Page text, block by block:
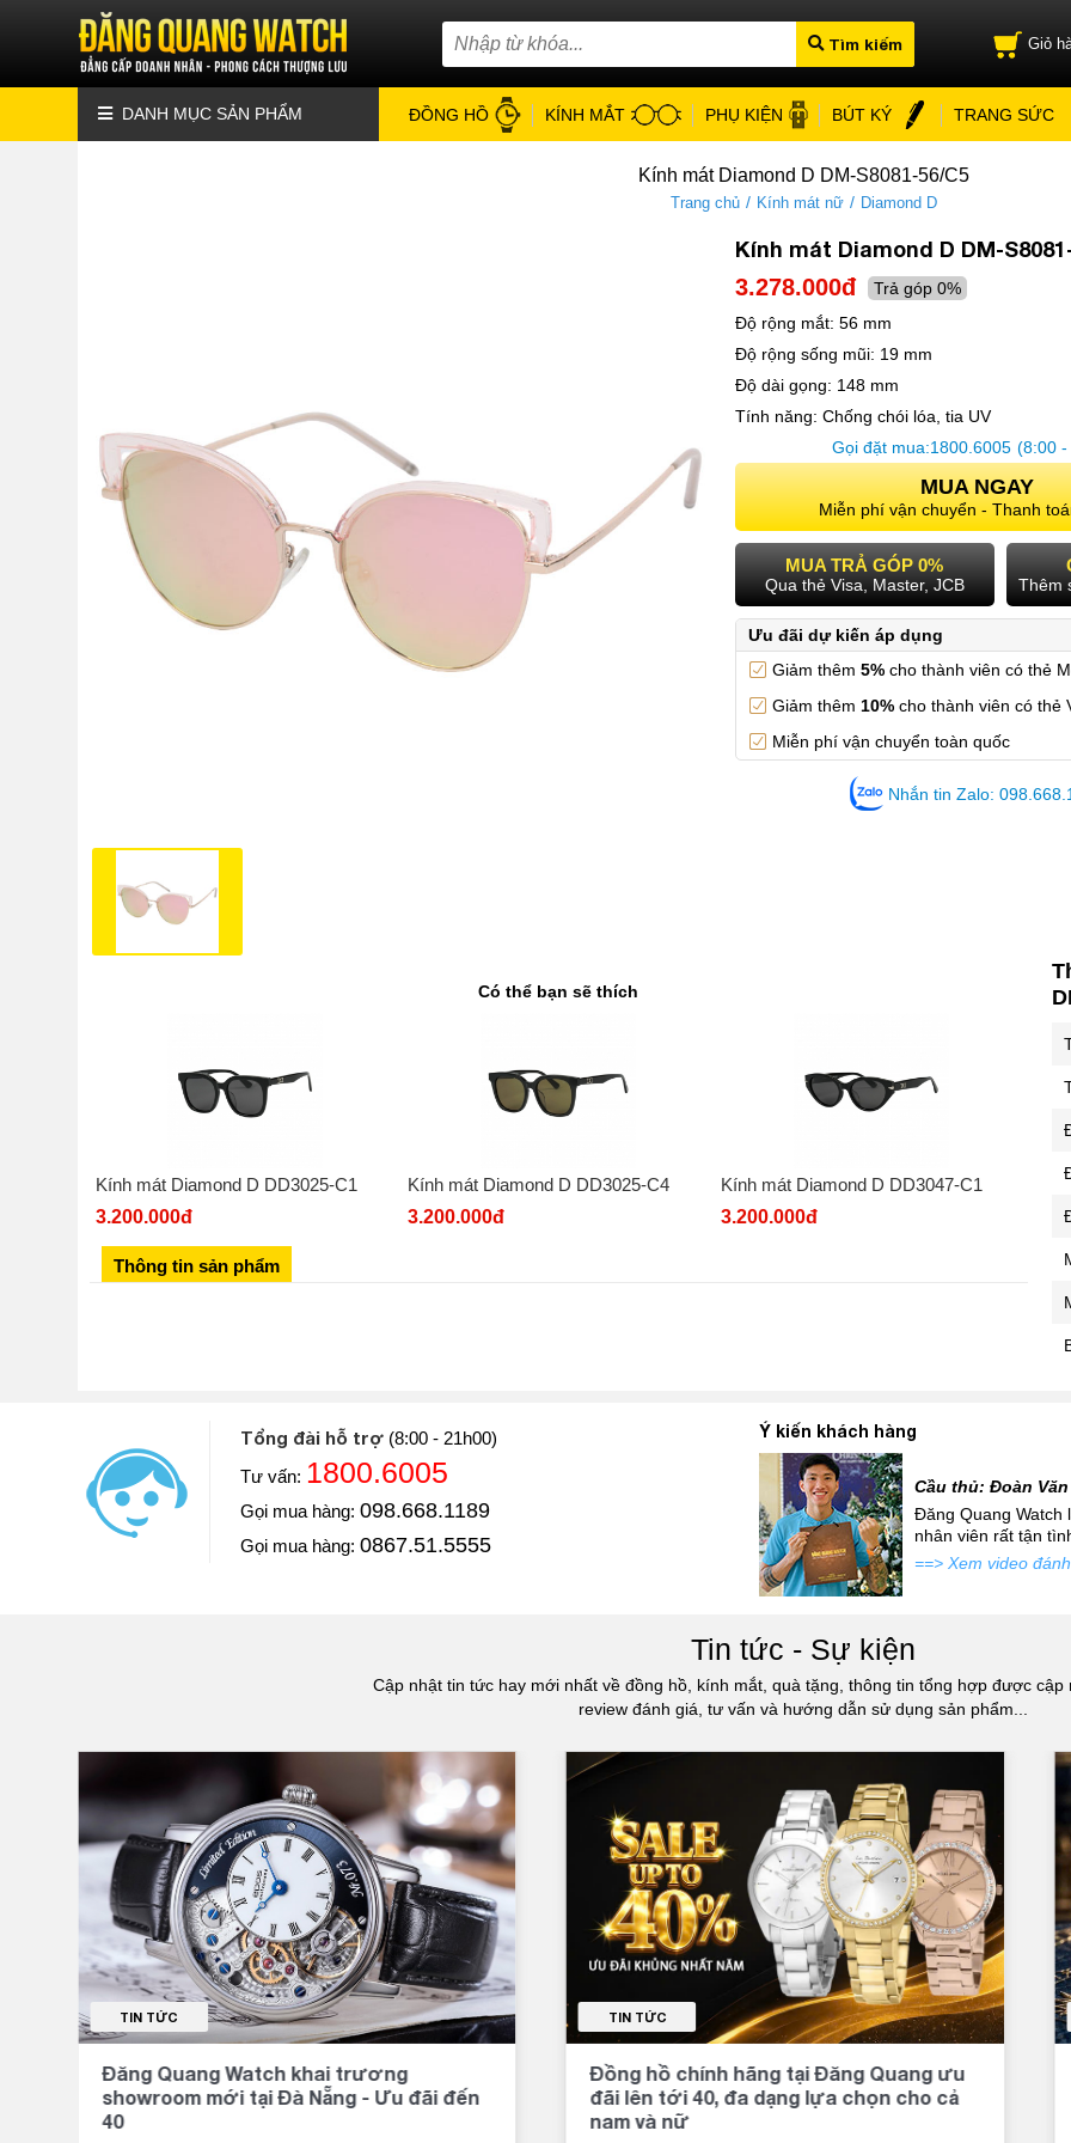
Tìm kiếm Giỏ
DANH MỤC SẢN PHẨM ĐỒNG HỒ KÍNH MẮT PHỤ KIỆN BÚT KÝ TRANG SỨC
Kính mát Diamond D DM-S8081-56/C5
Trang chủ / Kính mát nữ / Diamond D
Kính mát Diamond D DM-
3.278.000đ
Trả góp 0%
Độ rộng mắt: 56 mm
Độ rộng sống mũi: 19 mm
Độ dài gọng: 148 mm
Tính năng: Chống chói lóa, tia UV
Gọi đặt mua:1800.6005 (8:00 -
MUA NGAY
Miễn phí vận chuyển - Thanh
MUA TRẢ GÓP 0%
Qua thẻ Visa, Master, JCB Thêm
Ưu đãi dự kiến áp dụng
Giảm thêm 5%cho thành viên có thẻ
Giảm thêm 10%cho thành viên có thẻ
Miễn phí vận chuyển toàn quốc
Nhắn tin Zalo:
Có thể bạn sẽ thích
Kính mát Diamond D DD3025-C1
3.200.000đ
Kính mát Diamond D DD3025-C4
3.200.000đ
Kính mát Diamond D DD3047-C1
3.200.000đ
Thông tin sản phẩm
Tổng đài hỗ trợ (8:00 - 21h00)
Tư vấn: 1800.6005
Gọi mua hàng: 098.668.1189
Gọi mua hàng: 0867.51.5555
Ý kiến khách hàng
Diễn viên: Hoàng Kim Ngọc
Khoe với mọi người Ngọc vừa mua một chiếc đồng hồ mới siêu đẹp để đi tặng
luôn và chiếc đồng hồ này Ngọc mua ở Đăng Quang Watch đấy...
Cầu thủ: Đoàn Văn
Đăng Quang Watch
nhân viên rất tận
==> Xem video
Tin tức - Sự kiện
Cập nhật tin tức hay mới nhất về đồng hồ, kính mắt, quà tặng, thông tin tổng hợp được cập
review đánh giá, tư vấn và hướng dẫn sử dụng sản phẩm...
TIN TỨC
Đăng Quang Watch khai trương
showroom mới tại Đà Nẵng - Ưu đãi đến
40
TIN TỨC
Đồng hồ chính hãng tại Đăng Quang ưu
đãi lên tới 40, đa dạng lựa chọn cho cả
nam và nữ